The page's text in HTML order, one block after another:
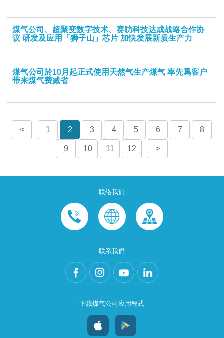
煤气公司、超聚变数字技术、赛昉科技达成战略合作协
议 研发及应用「狮子山」芯片 加快发展新质生产力
煤气公司於10月起正式使用天然气生产煤气 率先爲客户
带来煤气费减省
< 1 2 3 4 5 6 7 8
9 10 11 12 >
联络我们
联系我們
下载煤气公司应用程式